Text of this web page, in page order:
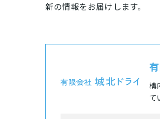
新の情報をお届けします。
構
て